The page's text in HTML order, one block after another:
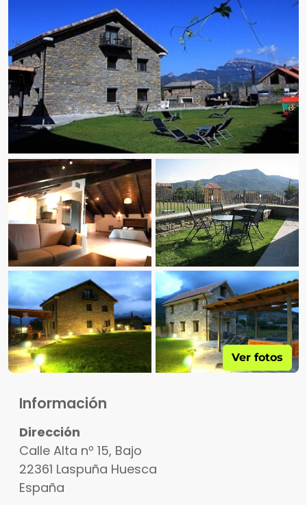
Ver fotos
Información
Dirección
Calle Alta nº 15, Bajo
22361 Laspuña Huesca
España